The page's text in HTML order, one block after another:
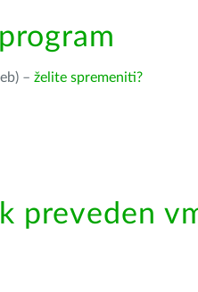
– želite spremeniti?
preveden